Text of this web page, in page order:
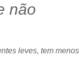
não
leves, tem menos